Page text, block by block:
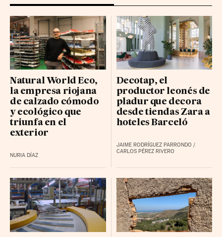
Natural World Eco,
la empresa riojana
de calzado cómodo
y ecológico que
triunfa en el
exterior
NURIA DÍAZ
Decotap, el
productor leonés de
pladur que decora
desde tiendas Zara a
hoteles Barceló
JAIME RODRÍGUEZ PARRONDO /
CARLOS PÉREZ RIVERO